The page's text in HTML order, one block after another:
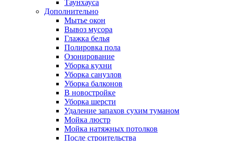
Таунхауса
Дополнительно
Мытье окон
Вывоз мусора
Глажка белья
Полировка пола
Озонирование
Уборка кухни
Уборка санузлов
Уборка балконов
В новостройке
Уборка шерсти
Удаление запахов сухим туманом
Мойка люстр
Мойка натяжных потолков
После строительства